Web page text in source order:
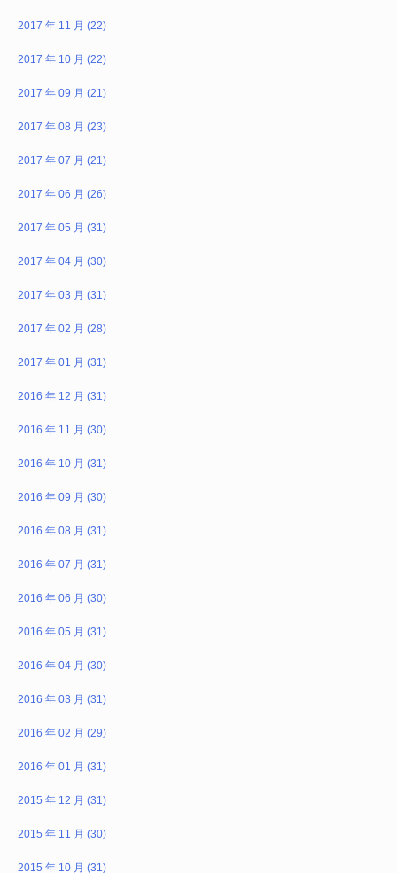
2017 年 11 月 (22)
2017 年 10 月 (22)
2017 年 09 月 (21)
2017 年 08 月 (23)
2017 年 07 月 (21)
2017 年 06 月 (26)
2017 年 05 月 (31)
2017 年 04 月 (30)
2017 年 03 月 (31)
2017 年 02 月 (28)
2017 年 01 月 (31)
2016 年 12 月 (31)
2016 年 11 月 (30)
2016 年 10 月 (31)
2016 年 09 月 (30)
2016 年 08 月 (31)
2016 年 07 月 (31)
2016 年 06 月 (30)
2016 年 05 月 (31)
2016 年 04 月 (30)
2016 年 03 月 (31)
2016 年 02 月 (29)
2016 年 01 月 (31)
2015 年 12 月 (31)
2015 年 11 月 (30)
2015 年 10 月 (31)